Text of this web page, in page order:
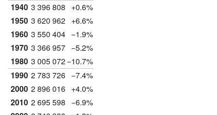
1940 3 396 808
+0.6%
1950 3 620 962 +6.6%
1960 3 550 404 −1.9%
1970 3 366 957 −5.2%
1980 3 005 072−10.7%
1990 2 783 726 −7.4%
2000 2 896 016 +4.0%
2010 2 695 598
−6.9%